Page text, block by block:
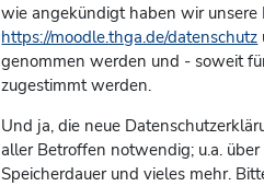
wie angekündigt haben wir
https://moodle.thga.de/datenschutz
genommen werden und - soweit
zugestimmt werden.
Und ja, die neue
aller Betroffen notwendig; u.a.
Speicherdauer und vieles mehr.